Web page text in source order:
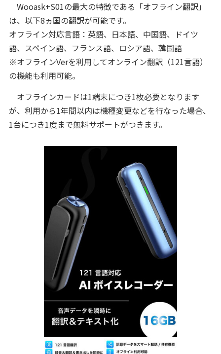
Wooask+S01の最大の特徴である「オフライン翻訳」
は、以下8ヵ国の翻訳が可能です。
オフライン対応言語：英語、日本語、中国語、ドイツ
語、スペイン語、フランス語、ロシア語、韓国語
※オフラインVerを利用してオンライン翻訳（121言語）
の機能も利用可能。
オフラインカードは1端末につき1枚必要となります
が、利用から1年間以内は機種変更などを行なった場合、
1台につき1度まで無料サポートがつきます。